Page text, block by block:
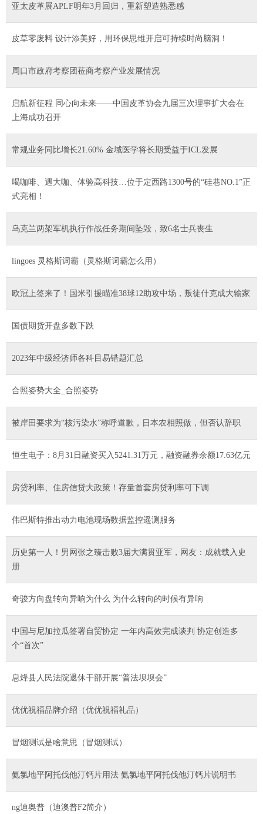
亚太皮革展APLF明年3月回归，重新塑造熟悉感
皮草零废料 设计添美好，用环保思维开启可持续时尚脑洞！
周口市政府考察团莅商考察产业发展情况
启航新征程 同心向未来——中国皮革协会九届三次理事扩大会在
上海成功召开
常规业务同比增长21.60% 金域医学将长期受益于ICL发展
喝咖啡、遇大咖、体验高科技…位于定西路1300号的“硅巷NO.1”正
式亮相！
乌克兰两架军机执行作战任务期间坠毁，致6名士兵丧生
lingoes 灵格斯词霸（灵格斯词霸怎么用）
欧冠上签来了！国米引援瞄准38球12助攻中场，叛徒什克成大输家
国债期货开盘多数下跌
2023年中级经济师各科目易错题汇总
合照姿势大全_合照姿势
被岸田要求为“核污染水”称呼道歉，日本农相照做，但否认辞职
恒生电子：8月31日融资买入5241.31万元，融资融券余额17.63亿元
房贷利率、住房信贷大政策！存量首套房贷利率可下调
伟巴斯特推出动力电池现场数据监控遥测服务
历史第一人！男网张之臻击败3届大满贯亚军，网友：成就载入史
册
奇骏方向盘转向异响为什么 为什么转向的时候有异响
中国与尼加拉瓜签署自贸协定 一年内高效完成谈判 协定创造多
个“首次”
息烽县人民法院退休干部开展“普法坝坝会”
优优祝福品牌介绍（优优祝福礼品）
冒烟测试是啥意思（冒烟测试）
氨氯地平阿托伐他汀钙片用法 氨氯地平阿托伐他汀钙片说明书
ng迪奥普（迪澳普F2简介）